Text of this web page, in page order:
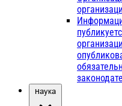
Наука